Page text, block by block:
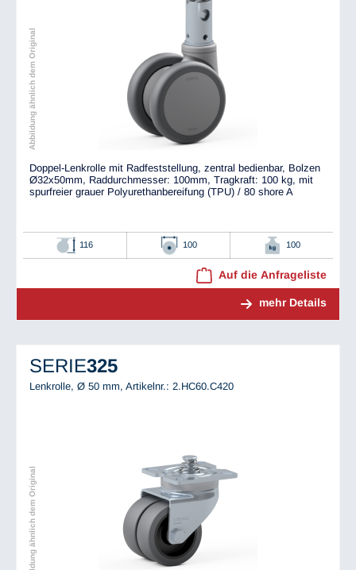
Abbildung ähnlich dem Original
Doppel-Lenkrolle mit Radfeststellung, zentral bedienbar, Bolzen
Ø32x50mm, Raddurchmesser: 100mm, Tragkraft: 100 kg, mit
spurfreier grauer Polyurethanbereifung (TPU) / 80 shore A
116 100 100
Auf die Anfrageliste
mehr Details
SERIE325
Lenkrolle, Ø 50 mm, Artikelnr.: 2.HC60.C420
Abbildung ähnlich dem Original